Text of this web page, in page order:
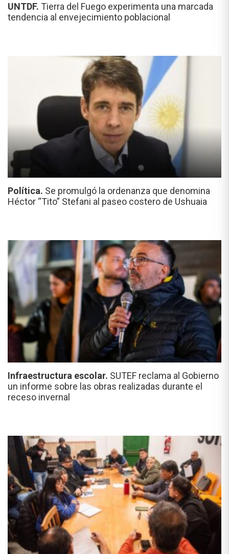
UNTDF. Tierra del Fuego experimenta una marcada
tendencia al envejecimiento poblacional
Política. Se promulgó la ordenanza que denomina
Héctor “Tito” Stefani al paseo costero de Ushuaia
Infraestructura escolar. SUTEF reclama al Gobierno
un informe sobre las obras realizadas durante el
receso invernal